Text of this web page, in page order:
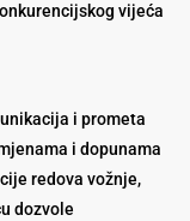
vijeća
i prometa
i dopunama
redova vožnje,
dozvole